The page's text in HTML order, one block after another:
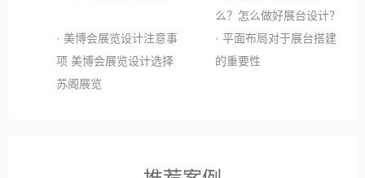
么？怎么做好展台设计？
· 美博会展览设计注意事
项 美博会展览设计选择
苏阁展览
· 平面布局对于展台搭建
的重要性